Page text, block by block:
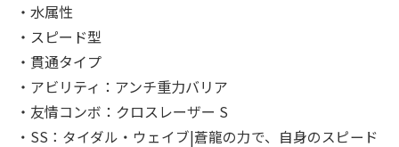
・水属性
・スピード型
・貫通タイプ
・アビリティ：アンチ重力バリア
・友情コンボ：クロスレーザー S
・SS：タイダル・ウェイブ|蒼龍の力で、自身のスピード